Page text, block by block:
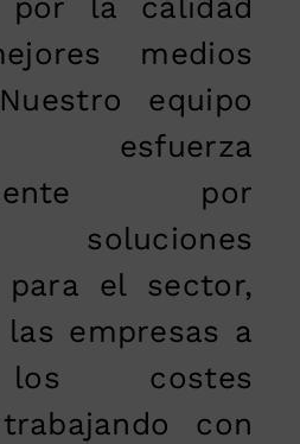
por la calidad
medios
equipo
por
soluciones
para el sector,
las empresas a
costes
con